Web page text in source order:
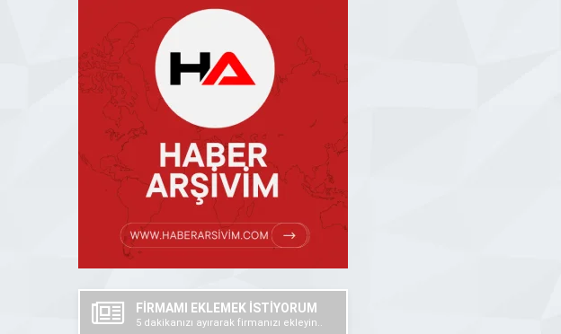
FİRMAMI EKLEMEK İSTİYORUM
5 dakikanızı ayırarak firmanızı ekleyin..